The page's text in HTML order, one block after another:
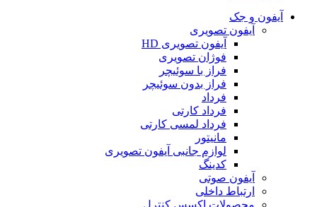
آیفون و جک
آیفون تصویری
آیفون تصویری HD
فوژان تصویری
فراز با سوئیچر
فراز بدون سوئیچر
فرداد
فرداد کارتی
فرداد لمسی کارتی
مانیتور
لوازم جانبی آیفون تصویری
کدینگ
آیفون صوتی
ارتباط داخلی
محصولات اکسس کنترل